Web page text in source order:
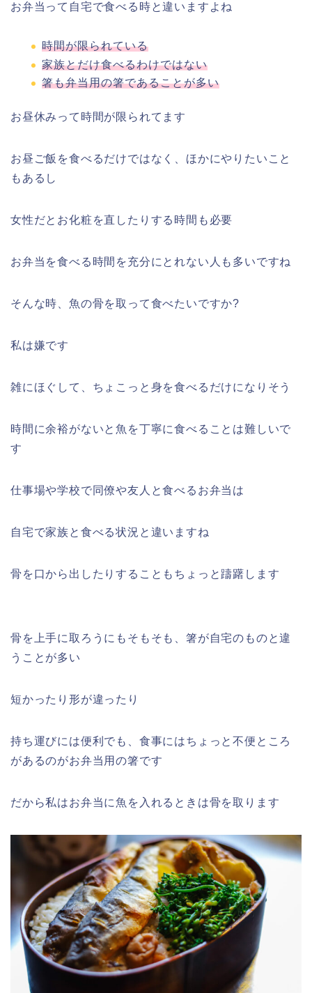
お弁当って自宅で食べる時と違いますよね
時間が限られている
家族とだけ食べるわけではない
箸も弁当用の箸であることが多い
お昼休みって時間が限られてます
お昼ご飯を食べるだけではなく、ほかにやりたいこと
もあるし
女性だとお化粧を直したりする時間も必要
お弁当を食べる時間を充分にとれない人も多いですね
そんな時、魚の骨を取って食べたいですか?
私は嫌です
雑にほぐして、ちょこっと身を食べるだけになりそう
時間に余裕がないと魚を丁寧に食べることは難しいで
す
仕事場や学校で同僚や友人と食べるお弁当は
自宅で家族と食べる状況と違いますね
骨を口から出したりすることもちょっと躊躇します
骨を上手に取ろうにもそもそも、箸が自宅のものと違
うことが多い
短かったり形が違ったり
持ち運びには便利でも、食事にはちょっと不便ところ
があるのがお弁当用の箸です
だから私はお弁当に魚を入れるときは骨を取ります